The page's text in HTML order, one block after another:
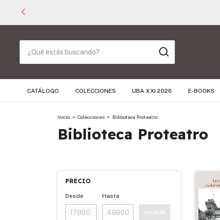
CATÁLOGO COLECCIONES UBA XXI 2026 E-BOOKS
Inicio > Colecciones > Biblioteca Proteatro
Biblioteca Proteatro
PRECIO
Desde Hasta
APLICAR